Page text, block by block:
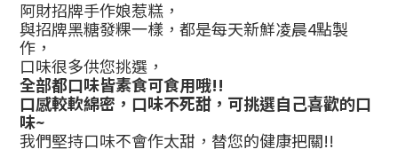
阿財招牌手作娘惹糕，
與招牌黑糖發粿一樣，都是每天新鮮凌晨4點製
作，
口味很多供您挑選，
全部都口味皆素食可食用哦!!
口感較軟綿密，口味不死甜，可挑選自己喜歡的口
味~
我們堅持口味不會作太甜，替您的健康把關!!